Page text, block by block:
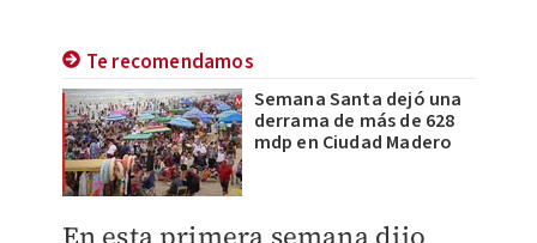
Te recomendamos
Semana Santa dejó una
derrama de más de 628
mdp en Ciudad Madero
En esta primera semana dijo